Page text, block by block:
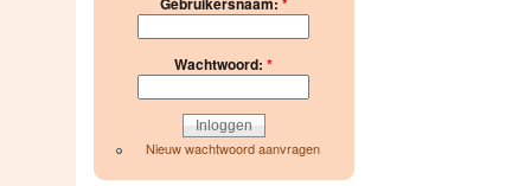
Wachtwoord:*
Nieuw wachtwoord aanvragen